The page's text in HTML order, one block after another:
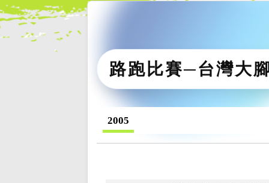
路跑比賽─台灣大
2005